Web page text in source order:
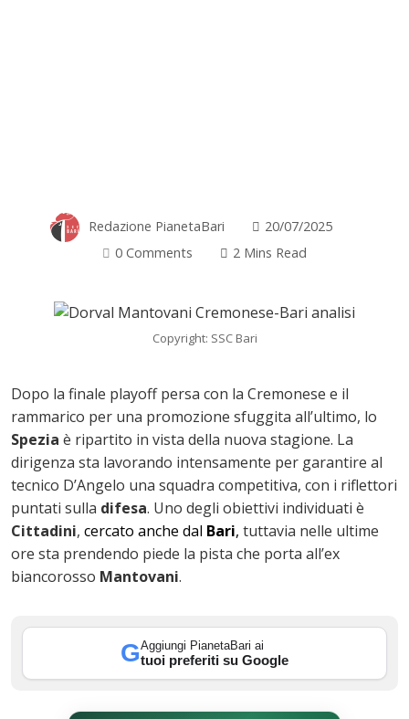
Redazione PianetaBari
20/07/2025
0 Comments
2 Mins Read
Copyright: SSC Bari
Dopo la finale playoff persa con la Cremonese e il
rammarico per una promozione sfuggita all’ultimo, lo
Spezia è ripartito in vista della nuova stagione. La
dirigenza sta lavorando intensamente per garantire al
tecnico D’Angelo una squadra competitiva, con i riflettori
puntati sulla difesa. Uno degli obiettivi individuati è
Cittadini, cercato anche dal Bari, tuttavia nelle ultime
ore sta prendendo piede la pista che porta all’ex
biancorosso Mantovani.
GAggiungi PianetaBari ai
tuoi preferiti su Google